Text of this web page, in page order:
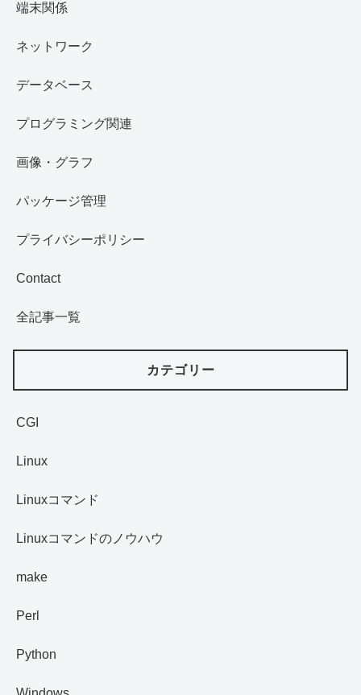
端末関係
ネットワーク
データベース
プログラミング関連
画像・グラフ
パッケージ管理
プライバシーポリシー
Contact
全記事一覧
カテゴリー
CGI
Linux
Linuxコマンド
Linuxコマンドのノウハウ
make
Perl
Python